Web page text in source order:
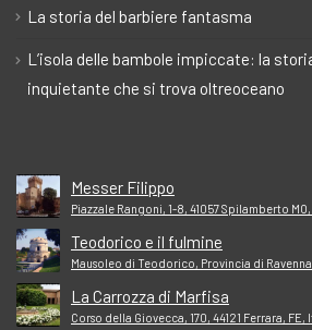
La storia del barbiere fantasma
L’isola delle bambole impiccate: la
inquietante che si trova oltreoceano
Messer Filippo
Piazzale Rangoni, 1-8, 41057 Spilamberto
Teodorico e il fulmine
Mausoleo di Teodorico, Provincia di
La Carrozza di Marfisa
Corso della Giovecca, 170, 44121 Ferrara, FE,